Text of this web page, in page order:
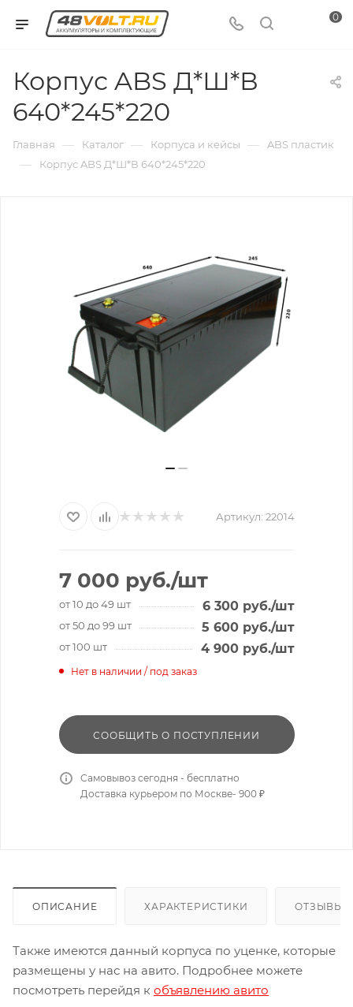
0
Корпус ABS Д*Ш*В
640*245*220
Главная — Каталог — Корпуса и кейсы — ABS пластик
— Корпус ABS Д*Ш*В 640*245*220
Артикул: 22014
7 000 руб./шт
от 10 до 49 шт 6 300руб./шт
от 50 до 99 шт 5 600руб./шт
от 100 шт 4 900руб./шт
Нет в наличии / под заказ
СООБЩИТЬ О ПОСТУПЛЕНИИ
Самовывоз сегодня - бесплатно
Доставка курьером по Москве- 900 ₽
ОПИСАНИЕ ХАРАКТЕРИСТИКИ ОТЗЫВЫ
Также имеются данный корпуса по уценке, которые
размещены у нас на авито. Подробнее можете
посмотреть перейдя к объявлению авито